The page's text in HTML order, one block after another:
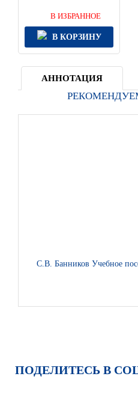
В ИЗБРАННОЕ
В КОРЗИНУ
АННОТАЦИЯ
С.В. Банников Учебное
ПОДЕЛИТЕСЬ В